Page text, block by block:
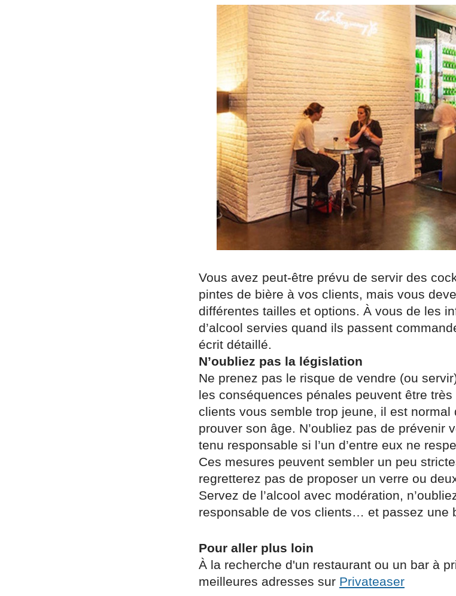
Vous avez peut-être prévu de servir des
pintes de bière à vos clients, mais vous
différentes tailles et options. À vous de les
d’alcool servies quand ils passent
écrit détaillé.
N’oubliez pas la législation
Ne prenez pas le risque de vendre (ou
les conséquences pénales peuvent être très
clients vous semble trop jeune, il est normal
prouver son âge. N’oubliez pas de prévenir
tenu responsable si l’un d’entre eux ne
Ces mesures peuvent sembler un peu
regretterez pas de proposer un verre ou
Servez de l’alcool avec modération,
responsable de vos clients… et passez une
Pour aller plus loin
À la recherche d'un restaurant ou un bar à
meilleures adresses sur Privateaser